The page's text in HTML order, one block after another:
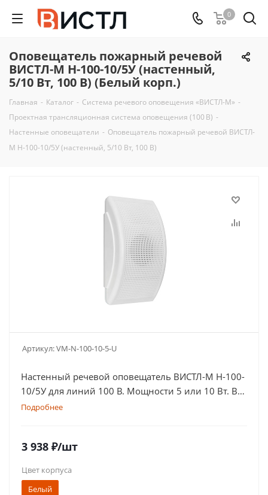
0
Оповещатель пожарный речевой
ВИСТЛ-М Н-100-10/5У (настенный,
5/10 Вт, 100 В) (Белый корп.)
Главная - Каталог - Система речевого оповещения «ВИСТЛ-М» -
Проектная трансляционная система оповещения (100 В) -
Настенные оповещатели - Оповещатель пожарный речевой ВИСТЛ-
М Н-100-10/5У (настенный, 5/10 Вт, 100 В)
Артикул:VM-N-100-10-5-U
Настенный речевой оповещатель ВИСТЛ-М Н-100-
10/5У для линий 100 В. Мощности 5 или 10 Вт. В
белом или черном цвете
Подробнее
3 938 ₽/шт
Цвет корпуса
Белый